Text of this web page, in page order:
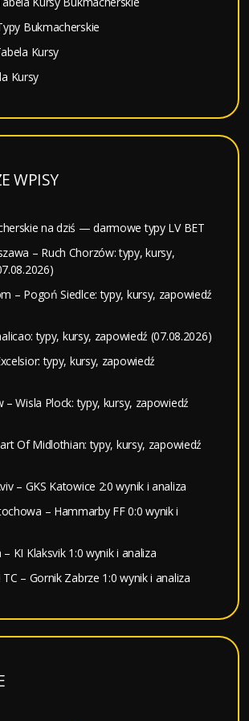
Bukmacherskie
Kursy
Kursy
WPISY
na dziś — darmowe typy LV BET
– Ruch Chorzów: typy, kursy,
– Pogoń Siedlce: typy, kursy, zapowiedź
typy, kursy, zapowiedź (07.08.2026)
typy, kursy, zapowiedź
– Wisla Plock: typy, kursy, zapowiedź
Of Midlothian: typy, kursy, zapowiedź
– GKS Katowice 2:0 wynik i analiza
– Hammarby FF 0:0 wynik i
KI Klaksvik 1:0 wynik i analiza
– Gornik Zabrze 1:0 wynik i analiza